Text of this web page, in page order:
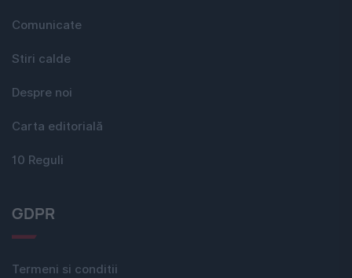
Comunicate
Stiri calde
Despre noi
Carta editorială
10 Reguli
GDPR
Termeni si conditii